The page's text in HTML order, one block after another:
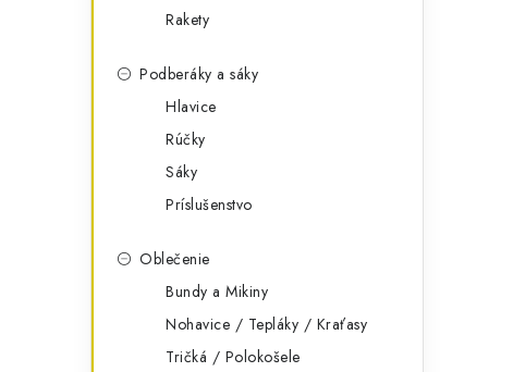
Rakety
Podberáky a sáky
Hlavice
Rúčky
Sáky
Príslušenstvo
Oblečenie
Bundy a Mikiny
Nohavice / Tepláky / Kraťasy
Tričká / Polokošele